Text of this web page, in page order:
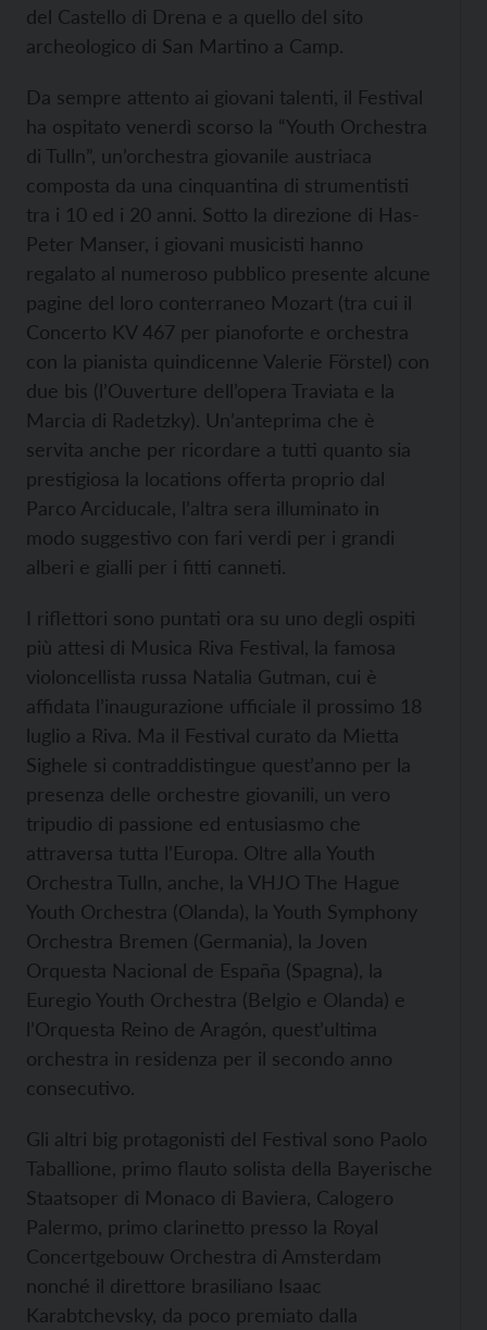
del Castello di Drena e a quello del sito
archeologico di San Martino a Camp.
Da sempre attento ai giovani talenti, il Festival
ha ospitato venerdì scorso la “Youth Orchestra
di Tulln”, un’orchestra giovanile austriaca
composta da una cinquantina di strumentisti
tra i 10 ed i 20 anni. Sotto la direzione di Has-
Peter Manser, i giovani musicisti hanno
regalato al numeroso pubblico presente alcune
pagine del loro conterraneo Mozart (tra cui il
Concerto KV 467 per pianoforte e orchestra
con la pianista quindicenne Valerie Förstel) con
due bis (l’Ouverture dell’opera Traviata e la
Marcia di Radetzky). Un’anteprima che è
servita anche per ricordare a tutti quanto sia
prestigiosa la locations offerta proprio dal
Parco Arciducale, l’altra sera illuminato in
modo suggestivo con fari verdi per i grandi
alberi e gialli per i fitti canneti.
I riflettori sono puntati ora su uno degli ospiti
più attesi di Musica Riva Festival, la famosa
violoncellista russa Natalia Gutman, cui è
affidata l’inaugurazione ufficiale il prossimo 18
luglio a Riva. Ma il Festival curato da Mietta
Sighele si contraddistingue quest’anno per la
presenza delle orchestre giovanili, un vero
tripudio di passione ed entusiasmo che
attraversa tutta l’Europa. Oltre alla Youth
Orchestra Tulln, anche, la VHJO The Hague
Youth Orchestra (Olanda), la Youth Symphony
Orchestra Bremen (Germania), la Joven
Orquesta Nacional de España (Spagna), la
Euregio Youth Orchestra (Belgio e Olanda) e
l’Orquesta Reino de Aragón, quest’ultima
orchestra in residenza per il secondo anno
consecutivo.
Gli altri big protagonisti del Festival sono Paolo
Taballione, primo flauto solista della Bayerische
Staatsoper di Monaco di Baviera, Calogero
Palermo, primo clarinetto presso la Royal
Concertgebouw Orchestra di Amsterdam
nonché il direttore brasiliano Isaac
Karabtchevsky, da poco premiato dalla